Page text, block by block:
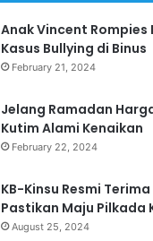
Anak Vincent
Kasus Bullying di Binus
February 21, 2024
Jelang Ramadan
Kutim Alami Kenaikan
February 22, 2024
KB-Kinsu Resmi Terima
Pastikan Maju Pilkada
August 25, 2024